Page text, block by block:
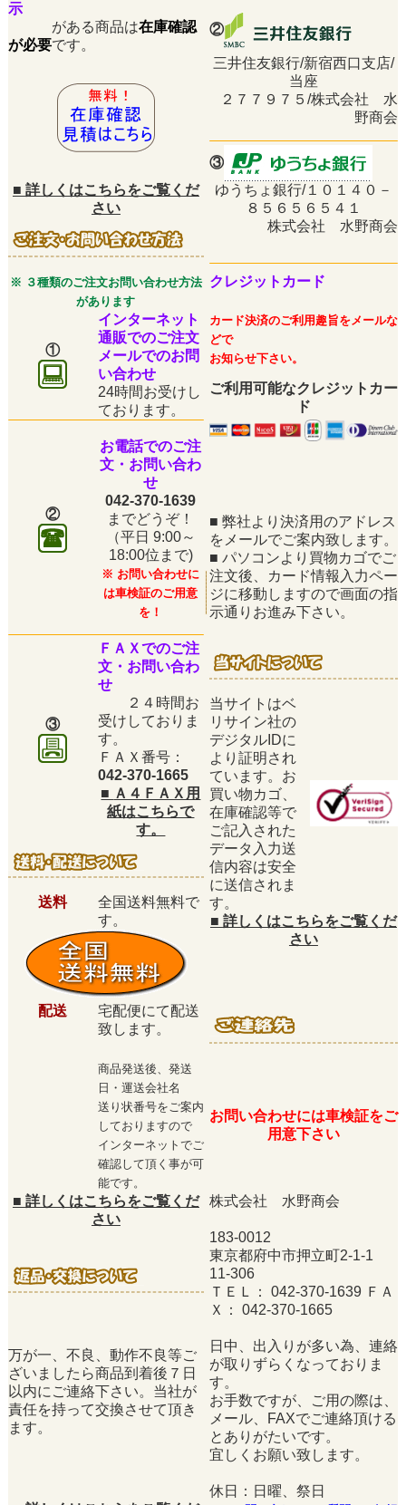
示
がある商品は在庫確認
が必要です。
②
三井住友銀行/新宿西口支店/
当座
２７７９７５/株式会社 水
野商会
③
■ 詳しくはこちらをご覧くだ
さい
ゆうちょ銀行/１０１４０－
８５６５６５４１
株式会社 水野商会
※ ３種類のご注文お問い合わせ方法
があります
クレジットカード
①
インターネット
通販でのご注文
メールでのお問
い合わせ
24時間お受けし
ております。
カード決済のご利用趣旨をメールな
どで
お知らせ下さい。
ご利用可能なクレジットカー
ド
②
お電話でのご注
文・お問い合わ
せ
042-370-1639
までどうぞ！
（平日 9:00～
18:00位まで)
※ お問い合わせに
は車検証のご用意
を！
■ 弊社より決済用のアドレス
をメールでご案内致します。
■ パソコンより買物カゴでご
注文後、カード情報入力ペー
ジに移動しますので画面の指
示通りお進み下さい。
③
ＦＡＸでのご注
文・お問い合わ
せ
２４時間お
受けしておりま
す。
ＦＡＸ番号：
042-370-1665
当サイトはベ
リサイン社の
デジタルIDに
より証明され
ています。お
買い物カゴ、
在庫確認等で
ご記入された
データ入力送
信内容は安全
に送信されま
す。
■ 詳しくはこちらをご覧くだ
さい
■ Ａ４ＦＡＸ用
紙はこちらで
す。
送料
全国送料無料で
す。
配送
宅配便にて配送
致します。
商品発送後、発送
日・運送会社名
送り状番号をご案内
しておりますので
インターネットでご
確認して頂く事が可
能です。
お問い合わせには車検証をご
用意下さい
■ 詳しくはこちらをご覧くだ
さい
株式会社 水野商会
183-0012
東京都府中市押立町2-1-1
11-306
ＴＥＬ： 042-370-1639 ＦＡ
Ｘ： 042-370-1665
日中、出入りが多い為、連絡
が取りずらくなっておりま
す。
お手数ですが、ご用の際は、
メール、FAXでご連絡頂ける
とありがたいです。
宜しくお願い致します。
休日：日曜、祭日
万が一、不良、動作不良等ご
ざいましたら商品到着後７日
以内にご連絡下さい。当社が
責任を持って交換させて頂き
ます。